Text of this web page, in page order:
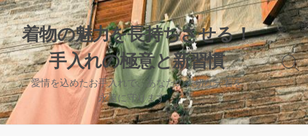
コ
ン
テ
ン
ツ
へ
ス
キ
着物の魅力を長持ちさせる！
手入れの極意と新習慣
愛情を込めたお手入れで、あなたの大切な一着を
永遠に守ります。
検
索
切
り
替